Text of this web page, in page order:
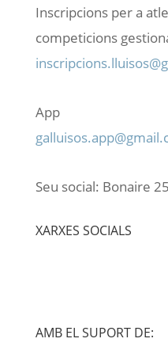
Inscripcions per a
competicions
App
Seu social: Bonaire
XARXES SOCIALS
AMB EL SUPORT DE: